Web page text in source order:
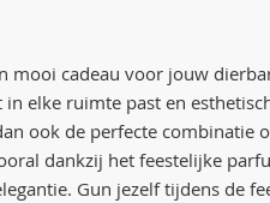
cadeau voor jouw
elke ruimte past en
ook de perfecte
dankzij het feestelijke
Gun jezelf tijdens de